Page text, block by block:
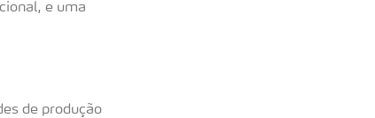
e uma
de produção